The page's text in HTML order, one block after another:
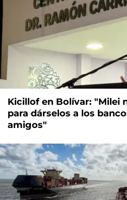
Kicillof en Bolívar: "Milei
para dárselos a los
amigos"